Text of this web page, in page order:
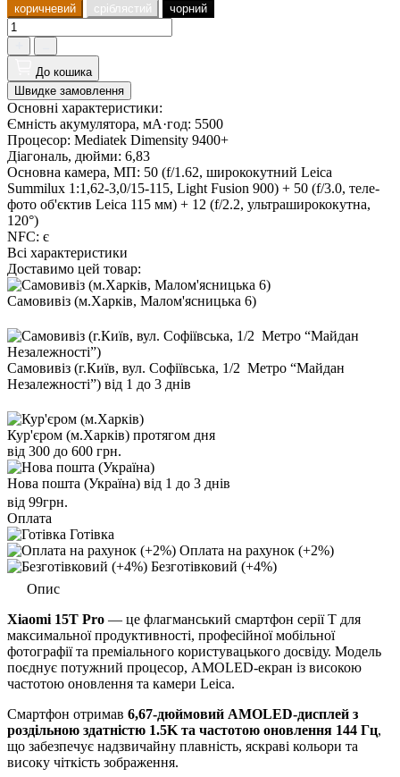
коричневий сріблястий чорний
До кошика
Швидке замовлення
Основні характеристики:
Ємність акумулятора, мА·год: 5500
Процесор: Mediatek Dimensity 9400+
Діагональ, дюйми: 6,83
Основна камера, МП: 50 (f/1.62, ширококутний Leica
Summilux 1:1,62-3,0/15-115, Light Fusion 900) + 50 (f/3.0, теле-
фото об'єктив Leica 115 мм) + 12 (f/2.2, ультраширококутна,
120°)
NFC: є
Всі характеристики
Доставимо цей товар:
Самовивіз (м.Харків, Малом'ясницька 6)
Самовивіз (г.Київ, вул. Софіївська, 1/2 Метро “Майдан
Незалежності”) від 1 до 3 днів
Кур'єром (м.Харків) протягом дня
від 300 до 600 грн.
Нова пошта (Україна) від 1 до 3 днів
від 99грн.
Оплата
Готівка
Оплата на рахунок (+2%)
Безготівковий (+4%)
Опис
Xiaomi 15T Pro — це флагманський смартфон серії T для
максимальної продуктивності, професійної мобільної
фотографії та преміального користувацького досвіду. Модель
поєднує потужний процесор, AMOLED-екран із високою
частотою оновлення та камери Leica.
Смартфон отримав 6,67-дюймовий AMOLED-дисплей з
роздільною здатністю 1.5K та частотою оновлення 144 Гц,
що забезпечує надзвичайну плавність, яскраві кольори та
високу чіткість зображення.